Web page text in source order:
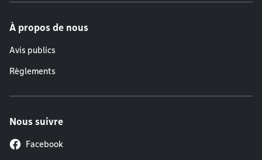
À propos de nous
Avis publics
Règlements
Nous suivre
Facebook